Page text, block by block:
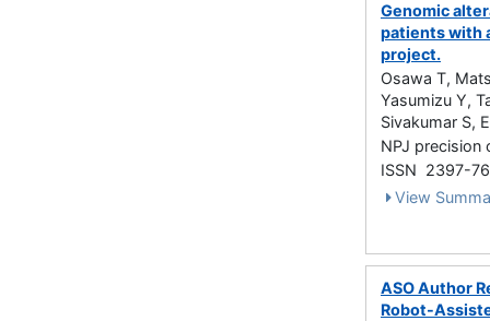
Genomic
patients with
project.
Osawa T,
Yasumizu Y,
Sivakumar S,
NPJ precision
ISSN 2397-
View
ASO Author
Robot-